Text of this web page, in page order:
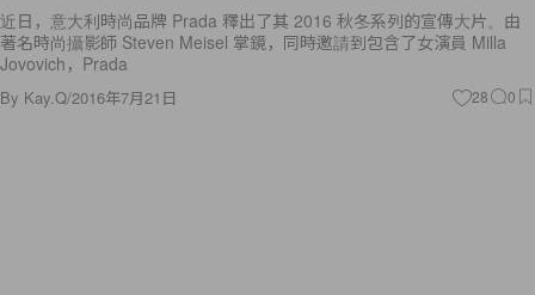
近日，意大利時尚品牌 Prada 釋出了其 2016 秋冬系列的宣傳大片。由
著名時尚攝影師 Steven Meisel 掌鏡，同時邀請到包含了女演員 Milla
Jovovich，Prada
By Kay.Q/2016年7月21日 28 0